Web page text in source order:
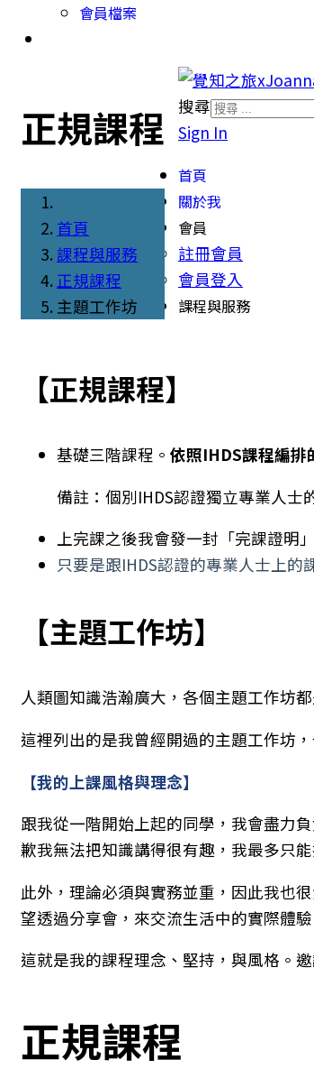
會員檔案
正規課程
首頁
課程與服務
正規課程
主題工作坊
【正規課程】
基礎三階課程。 依照IHDS課程編排
備註：個別IHDS認證獨立專業人士
上完課之後我會發一封「完課證明
只要是跟IHDS認證的專業人士上的
【主題工作坊】
人類圖知識浩瀚廣大，各個主題工作坊
這裡列出的是我曾經開過的主題工作坊
【我的上課風格與理念】
跟我從一階開始上起的同學，我會盡力
歉我無法把知識講得很有趣，我最多只
此外，理論必須與實務並重，因此我也
望透過分享會，來交流生活中的實際體驗
這就是我的課程理念、堅持，與風格。
正規課程
搜尋
Sign In
首頁
關於我
會員
註冊會員
會員登入
課程與服務